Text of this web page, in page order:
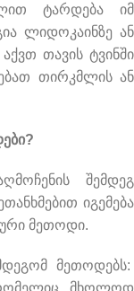
ტარდება იმ
ლიდოკაინზე ან
თავის ტვინში
თირკმლის ან
შემდეგ
იგემება
მეთოდი.
მეთოდებს:
მხოლოდ